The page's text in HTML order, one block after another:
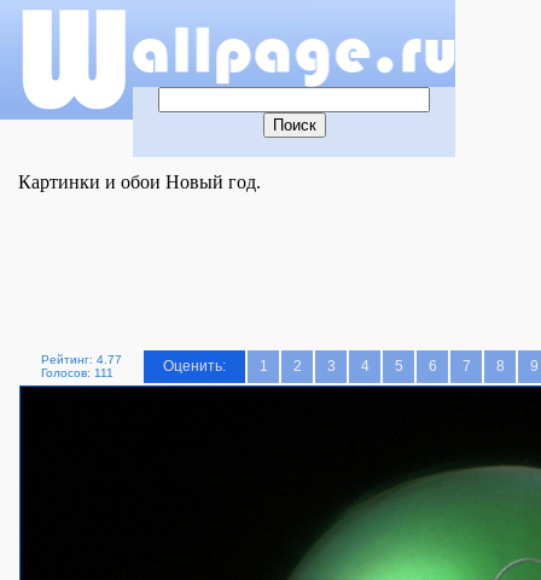
Картинки и обои Новый год.
Рейтинг: 4.77
Голосов: 111
Оценить: 1 2 3 4 5 6 7 8 9